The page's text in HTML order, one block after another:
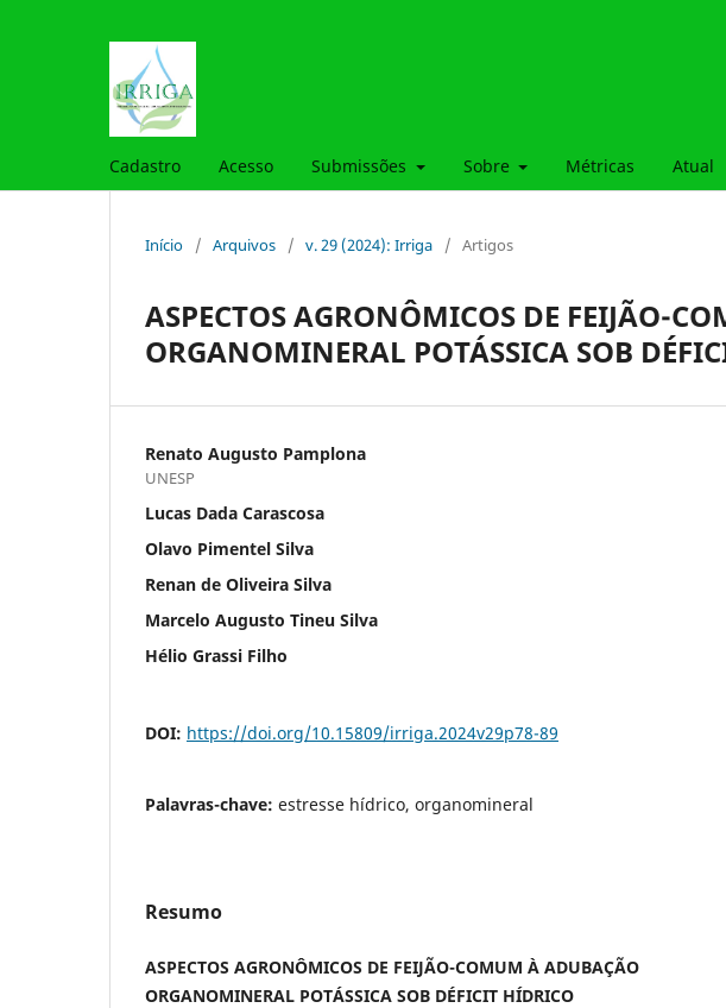
Cadastro Acesso Submissões Sobre Métricas Atual
Início / Arquivos / v. 29 (2024): Irriga / Artigos
ASPECTOS AGRONÔMICOS DE FEIJÃO-
ORGANOMINERAL POTÁSSICA SOB
Renato Augusto Pamplona
UNESP
Lucas Dada Carascosa
Olavo Pimentel Silva
Renan de Oliveira Silva
Marcelo Augusto Tineu Silva
Hélio Grassi Filho
DOI: https://doi.org/10.15809/irriga.2024v29p78-89
Palavras-chave: estresse hídrico, organomineral
Resumo
ASPECTOS AGRONÔMICOS DE FEIJÃO-COMUM À ADUBAÇÃO
ORGANOMINERAL POTÁSSICA SOB DÉFICIT HÍDRICO